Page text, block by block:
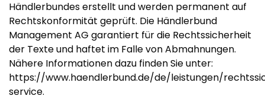
Händlerbundes erstellt und werden permanent auf
Rechtskonformität geprüft. Die Händlerbund
Management AG garantiert für die Rechtssicherheit
der Texte und haftet im Falle von Abmahnungen.
Nähere Informationen dazu finden Sie unter:
https://www.haendlerbund.de/de/leistungen/
service.